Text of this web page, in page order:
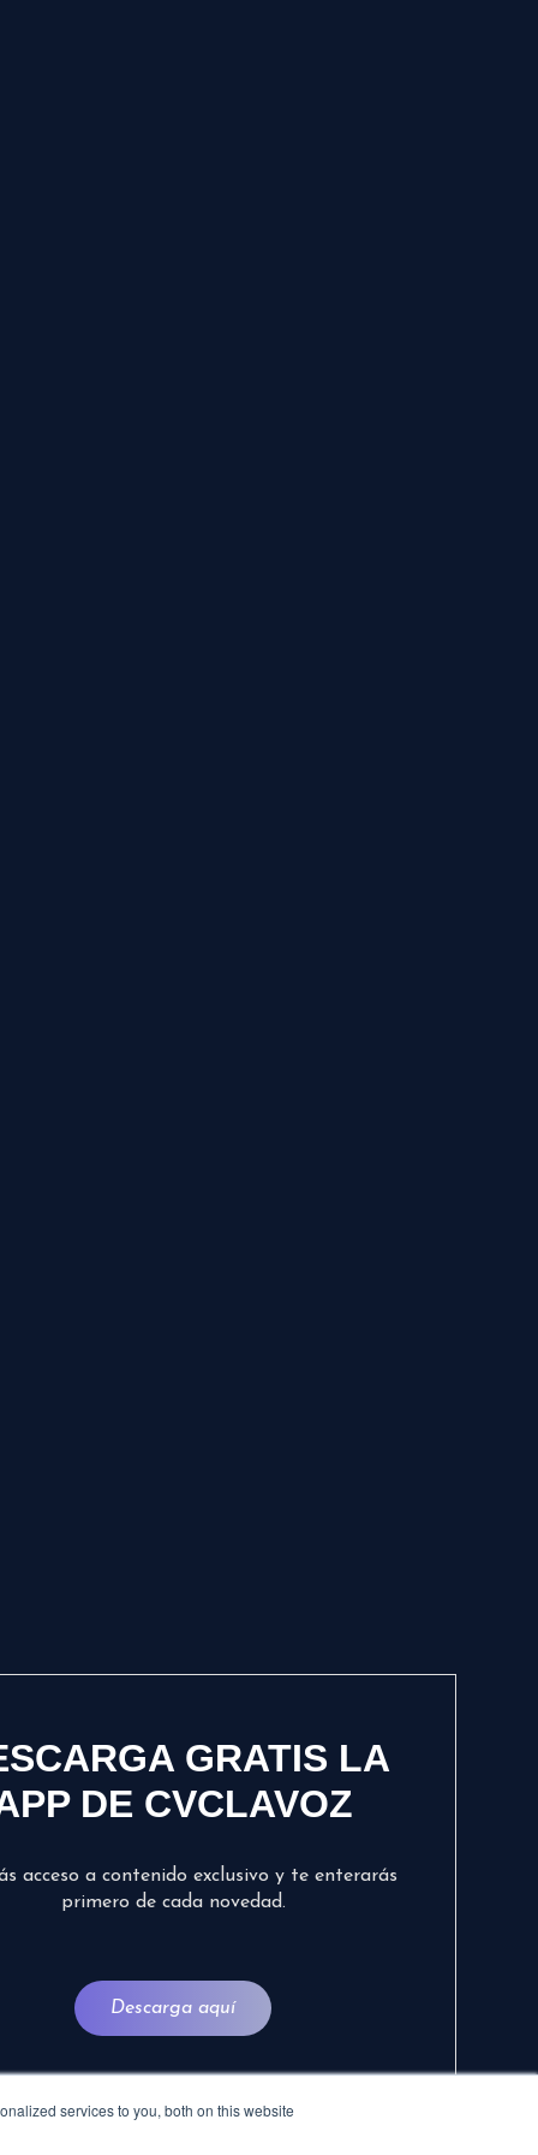
services to you, both on this website
GRATIS LA
DE CVCLAVOZ
acceso a contenido exclusivo y te enterarás
primero de cada novedad.
Descarga aquí